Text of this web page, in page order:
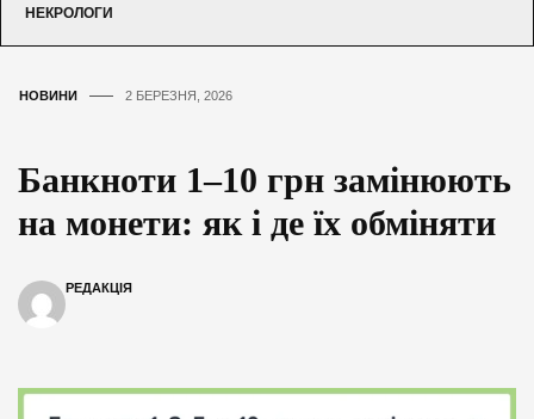
НЕКРОЛОГИ
НОВИНИ 2 БЕРЕЗНЯ, 2026
Банкноти 1–10 грн замінюють
на монети: як і де їх обміняти
РЕДАКЦІЯ